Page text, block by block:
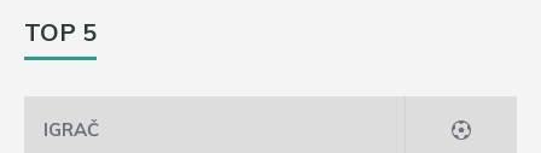
TOP 5
IGRAČ